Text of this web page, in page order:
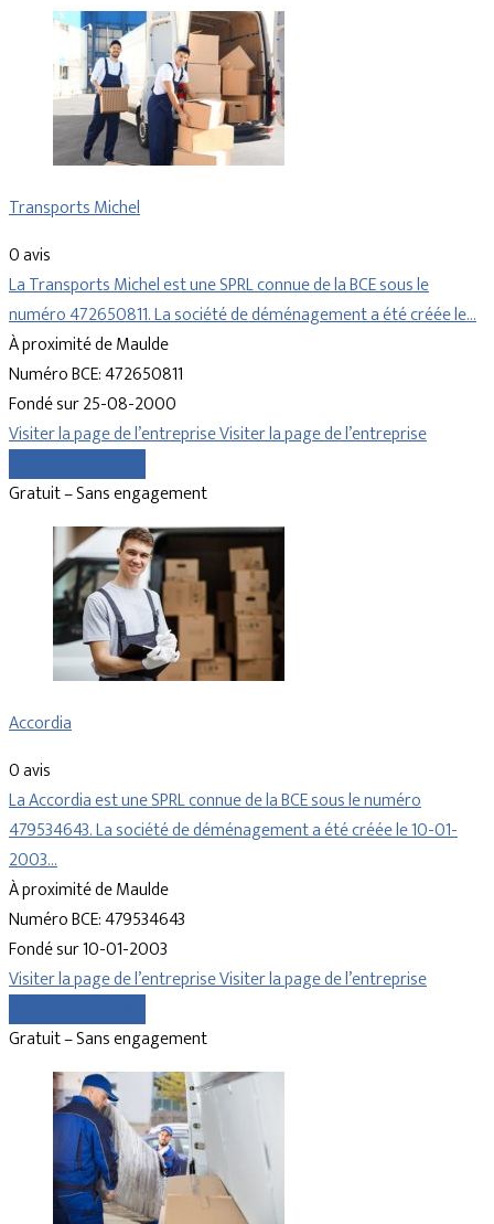
Transports Michel
0 avis
La Transports Michel est une SPRL connue de la BCE sous le
numéro 472650811. La société de déménagement a été créée le…
À proximité de Maulde
Numéro BCE: 472650811
Fondé sur 25-08-2000
Visiter la page de l’entrepriseVisiter la page de l’entreprise
Gratuit – Sans engagement
Accordia
0 avis
La Accordia est une SPRL connue de la BCE sous le numéro
479534643. La société de déménagement a été créée le 10-01-
2003…
À proximité de Maulde
Numéro BCE: 479534643
Fondé sur 10-01-2003
Visiter la page de l’entrepriseVisiter la page de l’entreprise
Gratuit – Sans engagement